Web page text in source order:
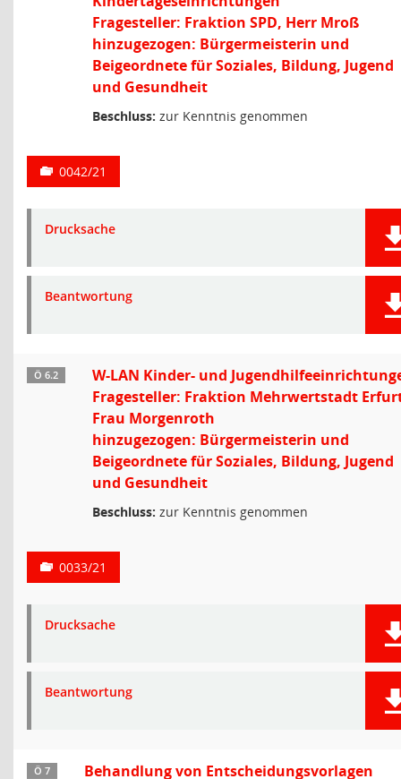
Fragesteller: Fraktion SPD, Herr Mroß
hinzugezogen: Bürgermeisterin und
Beigeordnete für Soziales, Bildung, Jugend
und Gesundheit
Beschluss: zur Kenntnis genommen
0042/21
Drucksache
Beantwortung
Ö 6.2
W-LAN Kinder- und
Fragesteller: Fraktion Mehrwertstadt
Frau Morgenroth
hinzugezogen: Bürgermeisterin und
Beigeordnete für Soziales, Bildung, Jugend
und Gesundheit
Beschluss: zur Kenntnis genommen
0033/21
Drucksache
Beantwortung
Ö 7 Behandlung von Entscheidungsvorlagen